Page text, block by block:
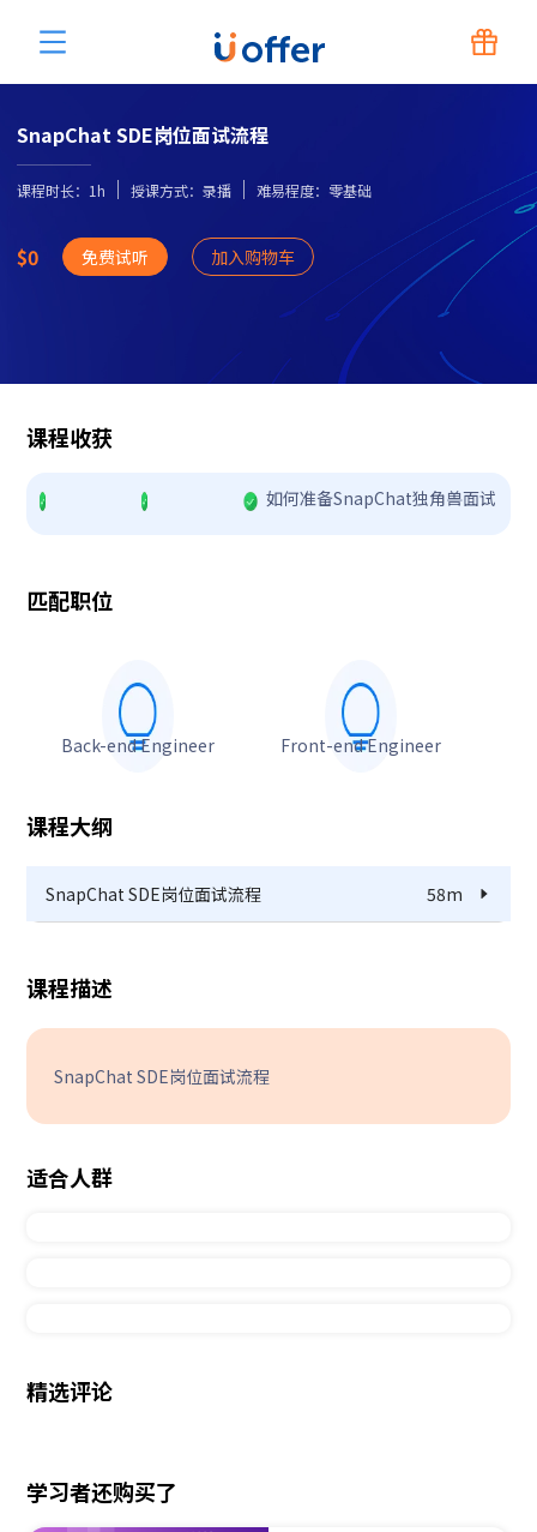
SnapChat SDE岗位面试流程
课程时长：1h 授课方式：录播 难易程度： 零基础
$0 免费试听 加入购物车
课程收获
如何准备SnapChat独角兽面试
匹配职位
Back-end Engineer Front-end Engineer
课程大纲
SnapChat SDE岗位面试流程 58m
课程描述
SnapChat SDE岗位面试流程
适合人群
精选评论
学习者还购买了